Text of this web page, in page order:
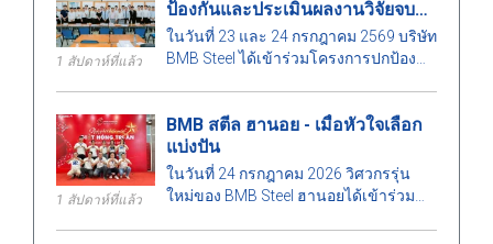
1 สัปดาห์ที่แล้ว
ป้องกันและประเมินผลงานวิจัยจบ
การศึกษา 2026
ในวันที่ 23 และ 24 กรกฎาคม 2569 บริษัท
BMB Steel ได้เข้าร่วมโครงการปกป้อง
ก่อสร้างประจำปี 2569 ซึ่งจัดโดยคณะ
สถาปัตยกรรมศาสตร์ มหาวิทยาลัย
สถาปัตยกรรมเมืองโฮจิมินห์ การดำเนิน
กิจกรรมนี้มีความหมายเพื่อสร้างความ
ภาคธุรกิจ รวมทั้งเป็นการช่วยยกระดับ
1 สัปดาห์ที่แล้ว
BMB สตีล ฮานอย - เมื่อหัวใจเลือก
แบ่งปัน
ในวันที่ 24 กรกฎาคม 2026 วิศวกรรุ่น
ใหม่ของ BMB Steel ฮานอยได้เข้าร่วม